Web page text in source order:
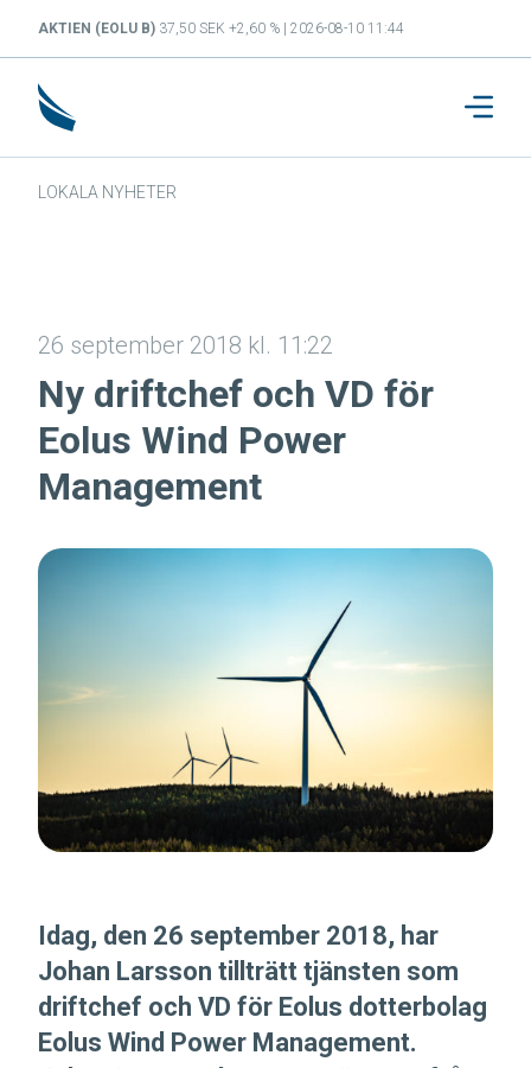
AKTIEN (EOLU B) 37,50 SEK +2,60 % | 2026-08-10 11:44
LOKALA NYHETER
26 september 2018 kl. 11:22
Ny driftchef och VD för
Eolus Wind Power
Management
Idag, den 26 september 2018, har
Johan Larsson tillträtt tjänsten som
driftchef och VD för Eolus dotterbolag
Eolus Wind Power Management.